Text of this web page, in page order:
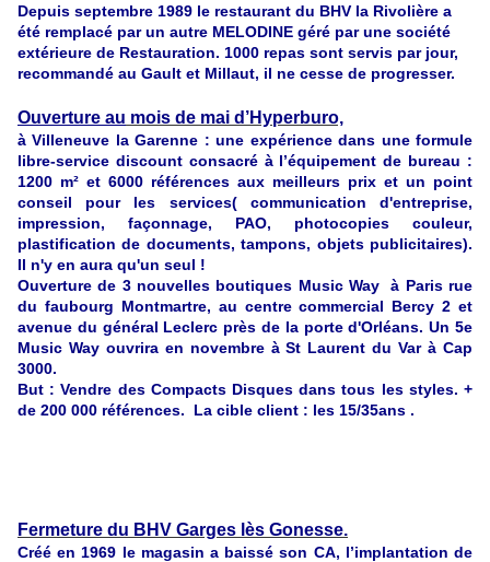
Depuis septembre 1989 le restaurant du BHV la Rivolière a
été remplacé par un autre MELODINE géré par une société
extérieure de Restauration. 1000 repas sont servis par jour,
recommandé au Gault et Millaut, il ne cesse de progresser.
Ouverture au mois de mai d’Hyperburo,
à Villeneuve la Garenne : une expérience dans une formule
libre-service discount consacré à l’équipement de bureau :
1200 m² et 6000 références aux meilleurs prix et un point
conseil pour les services( communication d'entreprise,
impression, façonnage, PAO, photocopies couleur,
plastification de documents, tampons, objets publicitaires).
Il n'y en aura qu'un seul !
Ouverture de 3 nouvelles boutiques Music Way à Paris rue
du faubourg Montmartre, au centre commercial Bercy 2 et
avenue du général Leclerc près de la porte d'Orléans. Un 5e
Music Way ouvrira en novembre à St Laurent du Var à Cap
3000.
But : Vendre des Compacts Disques dans tous les styles. +
de 200 000 références. La cible client : les 15/35ans .
Fermeture du BHV Garges lès Gonesse.
Créé en 1969 le magasin a baissé son CA, l’implantation de